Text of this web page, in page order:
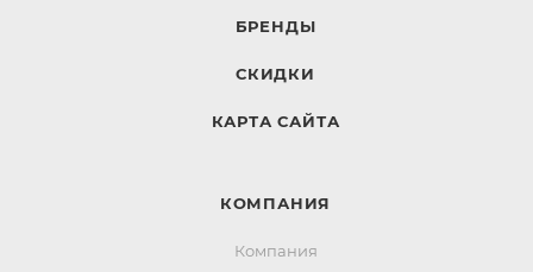
БРЕНДЫ
СКИДКИ
КАРТА САЙТА
КОМПАНИЯ
Компания